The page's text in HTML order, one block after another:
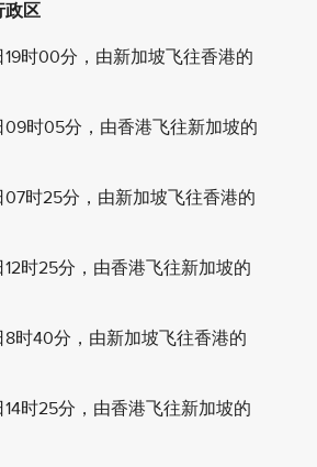
政区
时00分，由新加坡飞往香港的
时05分，由香港飞往新加坡的
时25分，由新加坡飞往香港的
时25分，由香港飞往新加坡的
40分，由新加坡飞往香港的
时25分，由香港飞往新加坡的